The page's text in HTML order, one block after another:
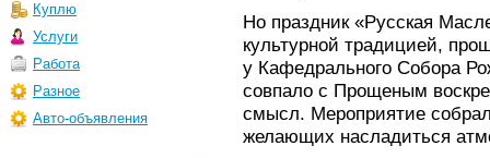
Куплю
Услуги
Работа
Разное
Авто-объявления
Но праздник «Русская
культурной традицией,
у Кафедрального Собора
совпало с Прощеным
смысл. Мероприятие
желающих насладиться